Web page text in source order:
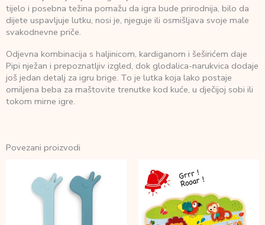
tijelo i posebna težina pomažu da igra bude prirodnija, bilo da
dijete uspavljuje lutku, nosi je, njeguje ili osmišljava svoje male
svakodnevne priče.
Odjevna kombinacija s haljinicom, kardiganom i šeširićem daje
Pipi nježan i prepoznatljiv izgled, dok glodalica-narukvica dodaje
još jedan detalj za igru brige. To je lutka koja lako postaje
omiljena beba za maštovite trenutke kod kuće, u dječijoj sobi ili
tokom mirne igre.
Povezani proizvodi